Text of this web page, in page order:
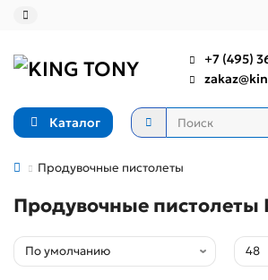
+7 (495)
Каталог
Продувочные пистолеты
Продувочные пистолеты